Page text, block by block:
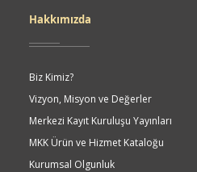
Hakkımızda
Biz Kimiz?
Vizyon, Misyon ve Değerler
Merkezi Kayıt Kuruluşu Yayınları
MKK Ürün ve Hizmet Kataloğu
Kurumsal Olgunluk